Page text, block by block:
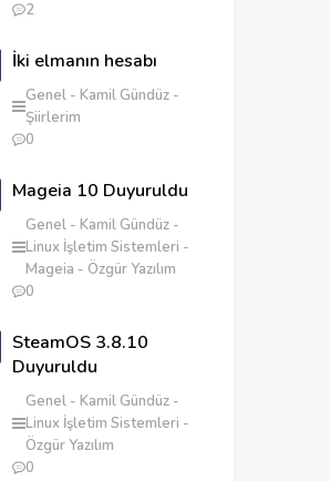
2
İki elmanın hesabı
Genel
Kamil Gündüz
Şiirlerim
0
Mageia 10 Duyuruldu
Genel
Kamil Gündüz
Linux İşletim Sistemleri
Mageia
Özgür Yazılım
0
SteamOS 3.8.10
Duyuruldu
Genel
Kamil Gündüz
Linux İşletim Sistemleri
Özgür Yazılım
0